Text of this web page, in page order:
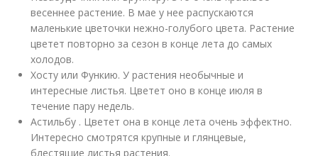
весеннее растение. В мае у нее распускаются
маленькие цветочки нежно-голубого цвета. Растение
цветет повторно за сезон в конце лета до самых
холодов.
Хосту или Функию. У растения необычные и
интересные листья. Цветет оно в конце июля в
течение пару недель.
Астильбу . Цветет она в конце лета очень эффектно.
Интересно смотрятся крупные и глянцевые,
блестящие листья растения.